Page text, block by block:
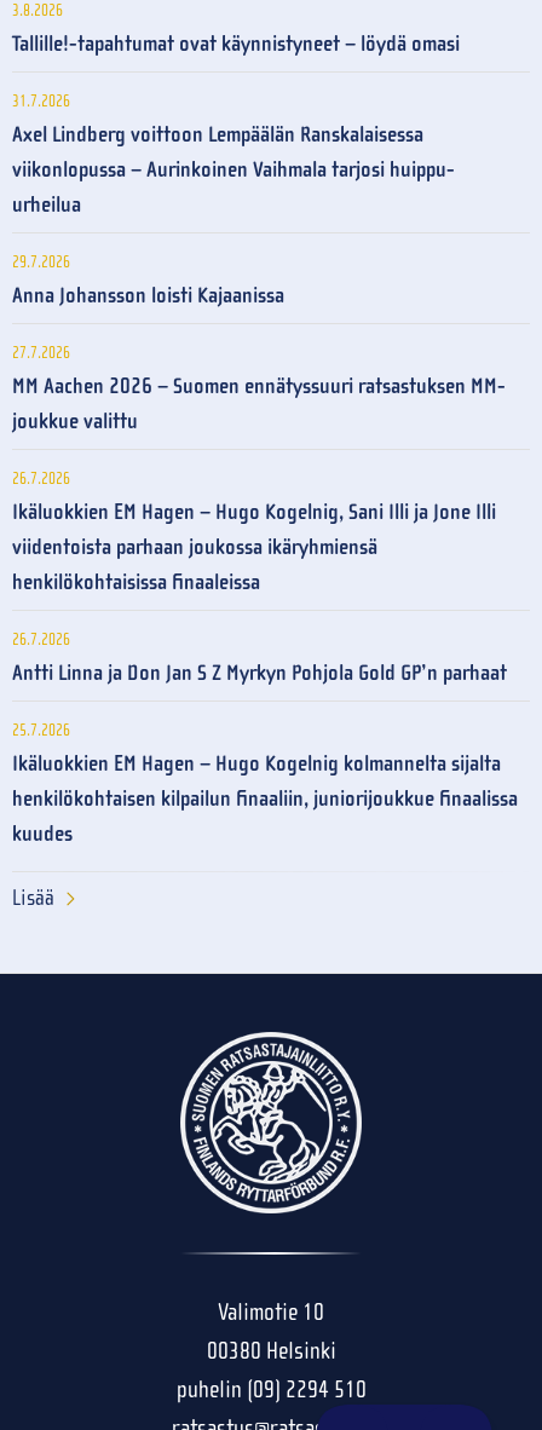
3.8.2026
Tallille!-tapahtumat ovat käynnistyneet – löydä omasi
31.7.2026
Axel Lindberg voittoon Lempäälän Ranskalaisessa
viikonlopussa – Aurinkoinen Vaihmala tarjosi huippu-
urheilua
29.7.2026
Anna Johansson loisti Kajaanissa
27.7.2026
MM Aachen 2026 – Suomen ennätyssuuri ratsastuksen MM-
joukkue valittu
26.7.2026
Ikäluokkien EM Hagen – Hugo Kogelnig, Sani Illi ja Jone Illi
viidentoista parhaan joukossa ikäryhmiensä
henkilökohtaisissa finaaleissa
26.7.2026
Antti Linna ja Don Jan S Z Myrkyn Pohjola Gold GP’n parhaat
25.7.2026
Ikäluokkien EM Hagen – Hugo Kogelnig kolmannelta sijalta
henkilökohtaisen kilpailun finaaliin, juniorijoukkue finaalissa
kuudes
Lisää
Valimotie 10
00380 Helsinki
puhelin (09) 2294 510